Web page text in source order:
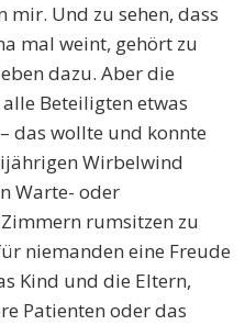
mir. Und zu sehen, dass
mal weint, gehört zu
dazu. Aber die
Beteiligten etwas
das wollte und konnte
Wirbelwind
Warte- oder
rumsitzen zu
niemanden eine Freude
Kind und die Eltern,
Patienten oder das